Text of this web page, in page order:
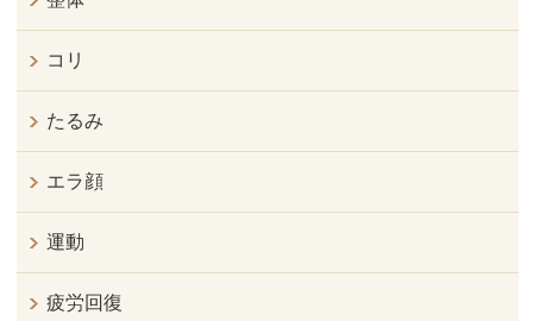
コリ
たるみ
エラ顔
運動
疲労回復